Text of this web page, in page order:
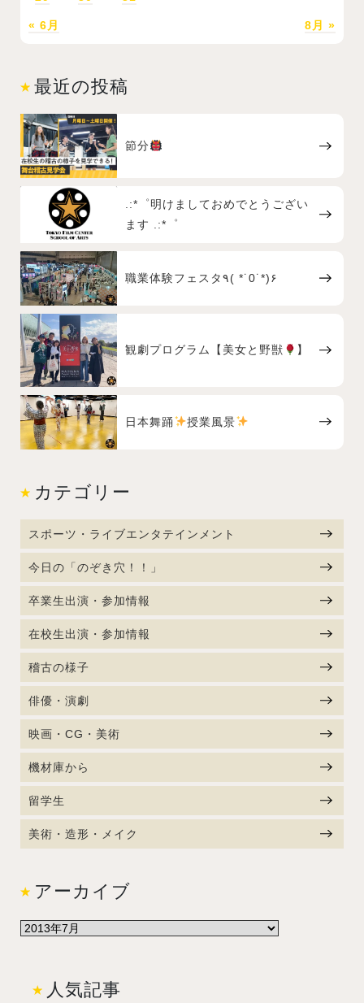
« 6月 8月 »
最近の投稿
節分
.:*゜明けましておめでとうござい
ます .:*゜
職業体験フェスタ٩( *˙0˙*)۶
観劇プログラム【美女と野獣 】
日本舞踊 授業風景
カテゴリー
スポーツ・ライブエンタテインメント
今日の「のぞき穴！！」
卒業生出演・参加情報
在校生出演・参加情報
稽古の様子
俳優・演劇
映画・CG・美術
機材庫から
留学生
美術・造形・メイク
アーカイブ
人気記事